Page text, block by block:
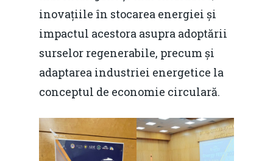
inovațiile în stocarea energiei și
impactul acestora asupra adoptării
surselor regenerabile, precum și
adaptarea industriei energetice la
conceptul de economie circulară.